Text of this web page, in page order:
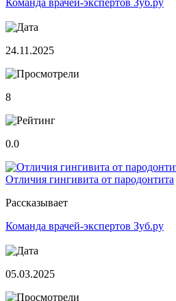
24.11.2025
8
0.0
Отличия гингивита от пародонтита
Рассказывает
Команда врачей-экспертов Зуб.ру
05.03.2025